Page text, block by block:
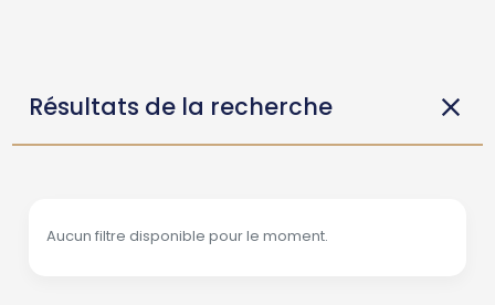
Résultats de la recherche
Aucun filtre disponible pour le moment.